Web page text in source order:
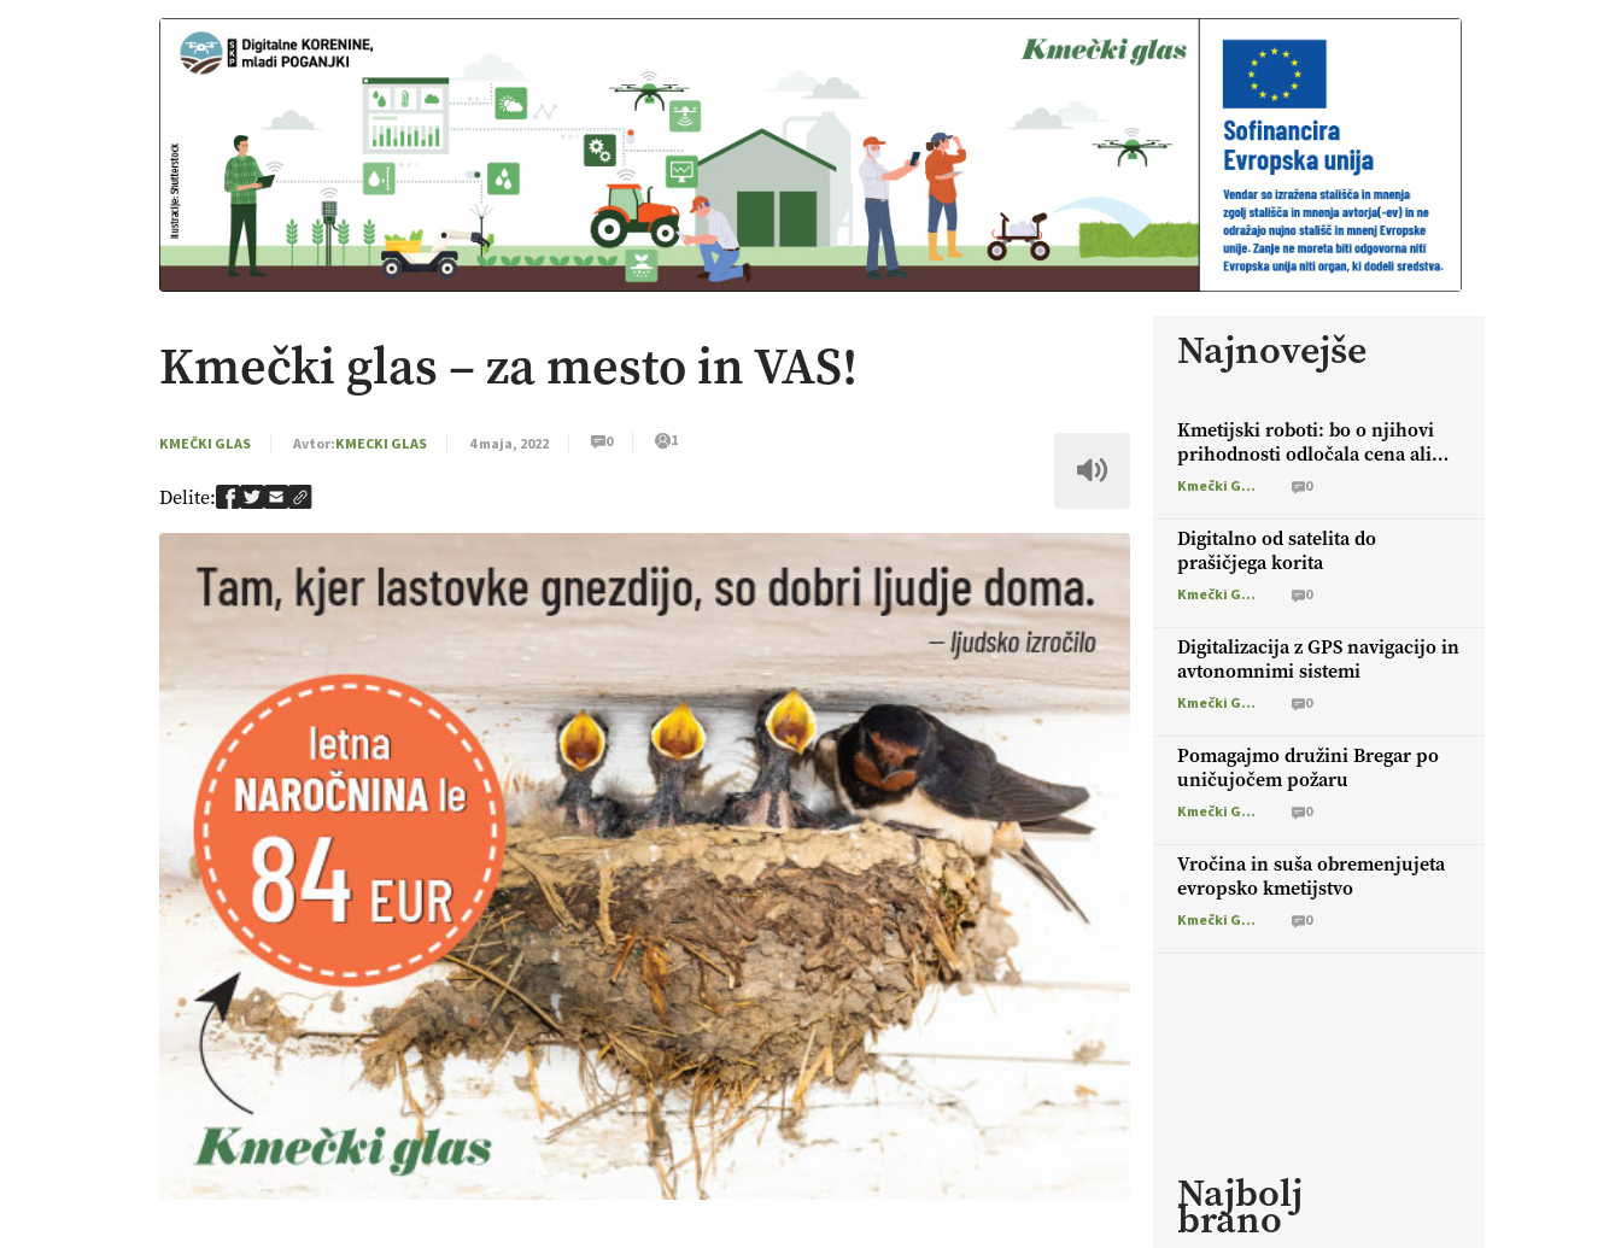
Kmečki glas – za mesto in VAS!
KMEČKI GLAS Avtor:KMECKI GLAS 4 maja, 2022 0 1
Delite:
Najnovejše
Kmetijski roboti: bo o njihovi
prihodnosti odločala cena ali
prednosti za kmetijo?
Kmečki Glas 0
Digitalno od satelita do
prašičjega korita
Kmečki Glas 0
Digitalizacija z GPS navigacijo in
avtonomnimi sistemi
Kmečki Glas 0
Pomagajmo družini Bregar po
uničujočem požaru
Kmečki Glas 0
Vročina in suša obremenjujeta
evropsko kmetijstvo
Kmečki Glas 0
Najbolj
brano